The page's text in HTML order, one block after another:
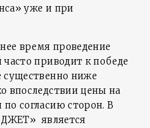
уже и при
время проведение
приводит к победе
существенно ниже
впоследствии цены на
согласию сторон. В
ДЖЕТ» является